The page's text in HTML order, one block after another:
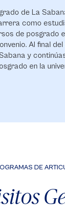
de La
como
de posgrado
Al final
y
en la
DE